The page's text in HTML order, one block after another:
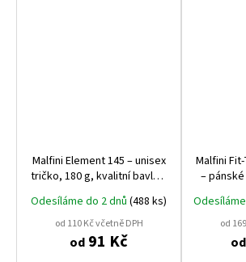
Malfini Element 145 – unisex
tričko, 180 g, kvalitní bavlna,
vícegramážový bestseller
vhodný pro potisk i výšivku
Odesíláme do 2 dnů (488 ks)
od 110 Kč včetně DPH
od 91 Kč
Malfini
–
od
od